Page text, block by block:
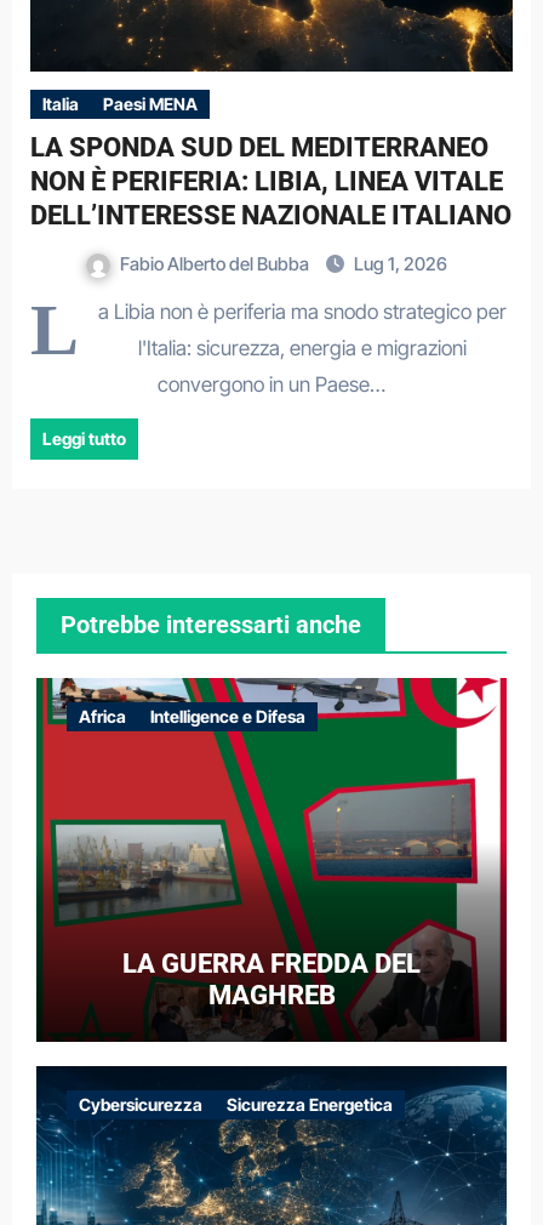
Italia Paesi MENA
LA SPONDA SUD DEL MEDITERRANEO
NON È PERIFERIA: LIBIA, LINEA VITALE
DELL’INTERESSE NAZIONALE ITALIANO
Fabio Alberto del Bubba Lug 1, 2026
L
a Libia non è periferia ma snodo strategico per
l'Italia: sicurezza, energia e migrazioni
convergono in un Paese…
Leggi tutto
Potrebbe interessarti anche
Africa Intelligence e Difesa
LA GUERRA FREDDA DEL
MAGHREB
Cybersicurezza Sicurezza Energetica